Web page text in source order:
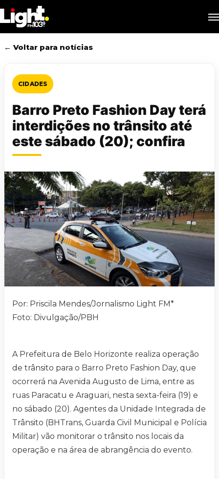
to
main
content
← Voltar para notícias
CIDADES
Barro Preto Fashion Day terá
interdições no trânsito até
este sábado (20); confira
Por: Priscila Mendes/Jornalismo Light FM*
Foto: Divulgação/PBH
A Prefeitura de Belo Horizonte realiza operação
de trânsito para o Barro Preto Fashion Day, que
ocorrerá na Avenida Augusto de Lima, entre as
ruas Paracatu e Araguari, nesta sexta-feira (19) e
no sábado (20). Agentes da Unidade Integrada de
Trânsito (BHTrans, Guarda Civil Municipal e Polícia
Militar) vão monitorar o trânsito nos locais da
operação e na área de abrangência do evento.